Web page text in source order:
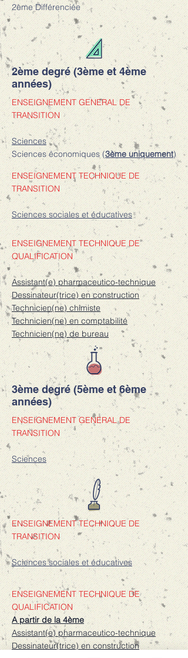
2ème Différenciée
2ème degré (3ème et 4ème
années)
ENSEIGNEMENT GENERAL DE
TRANSITION
Sciences
Sciences économiques (3ème uniquement)
ENSEIGNEMENT TECHNIQUE DE
TRANSITION
Sciences sociales et éducatives
ENSEIGNEMENT TECHNIQUE DE
QUALIFICATION
Assistant(e) pharmaceutico-technique
Dessinateur(trice) en construction
Technicien(ne) chimiste
Technicien(ne) en comptabilité
Technicien(ne) de bureau
3ème degré (5ème et 6ème
années)
ENSEIGNEMENT GENERAL DE
TRANSITION
Sciences
ENSEIGNEMENT TECHNIQUE DE
TRANSITION
Sciences sociales et éducatives
ENSEIGNEMENT TECHNIQUE DE
QUALIFICATION
A partir de la 4ème
Assistant(e) pharmaceutico-technique
Dessinateur(trice) en construction